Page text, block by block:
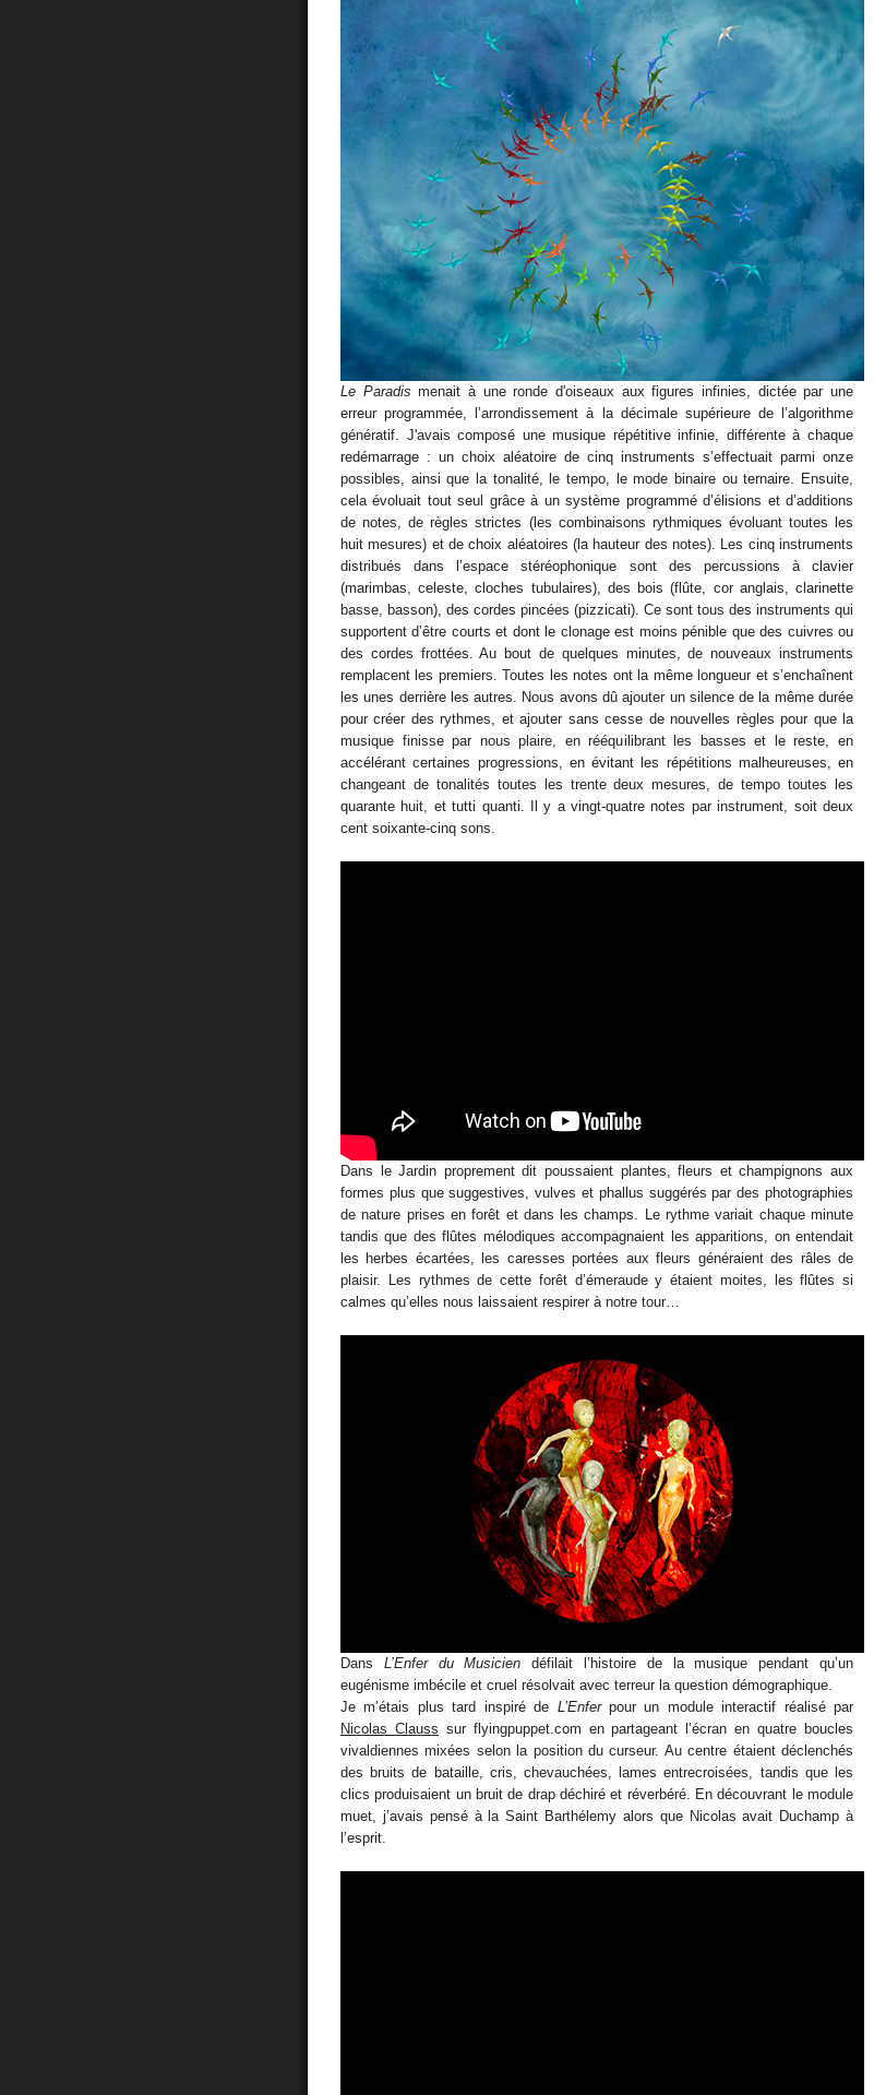
Le Paradis menait à une ronde d'oiseaux aux figures infinies, dictée par une
erreur programmée, l’arrondissement à la décimale supérieure de l’algorithme
génératif. J'avais composé une musique répétitive infinie, différente à chaque
redémarrage : un choix aléatoire de cinq instruments s’effectuait parmi onze
possibles, ainsi que la tonalité, le tempo, le mode binaire ou ternaire. Ensuite,
cela évoluait tout seul grâce à un système programmé d’élisions et d’additions
de notes, de règles strictes (les combinaisons rythmiques évoluant toutes les
huit mesures) et de choix aléatoires (la hauteur des notes). Les cinq instruments
distribués dans l’espace stéréophonique sont des percussions à clavier
(marimbas, celeste, cloches tubulaires), des bois (flûte, cor anglais, clarinette
basse, basson), des cordes pincées (pizzicati). Ce sont tous des instruments qui
supportent d’être courts et dont le clonage est moins pénible que des cuivres ou
des cordes frottées. Au bout de quelques minutes, de nouveaux instruments
remplacent les premiers. Toutes les notes ont la même longueur et s’enchaînent
les unes derrière les autres. Nous avons dû ajouter un silence de la même durée
pour créer des rythmes, et ajouter sans cesse de nouvelles règles pour que la
musique finisse par nous plaire, en rééquilibrant les basses et le reste, en
accélérant certaines progressions, en évitant les répétitions malheureuses, en
changeant de tonalités toutes les trente deux mesures, de tempo toutes les
quarante huit, et tutti quanti. Il y a vingt-quatre notes par instrument, soit deux
cent soixante-cinq sons.
Dans le Jardin proprement dit poussaient plantes, fleurs et champignons aux
formes plus que suggestives, vulves et phallus suggérés par des photographies
de nature prises en forêt et dans les champs. Le rythme variait chaque minute
tandis que des flûtes mélodiques accompagnaient les apparitions, on entendait
les herbes écartées, les caresses portées aux fleurs généraient des râles de
plaisir. Les rythmes de cette forêt d’émeraude y étaient moites, les flûtes si
calmes qu’elles nous laissaient respirer à notre tour…
Dans L’Enfer du Musicien défilait l’histoire de la musique pendant qu’un
eugénisme imbécile et cruel résolvait avec terreur la question démographique.
Je m’étais plus tard inspiré de L’Enferpour un module interactif réalisé par
Nicolas Clauss sur flyingpuppet.com en partageant l’écran en quatre boucles
vivaldiennes mixées selon la position du curseur. Au centre étaient déclenchés
des bruits de bataille, cris, chevauchées, lames entrecroisées, tandis que les
clics produisaient un bruit de drap déchiré et réverbéré. En découvrant le module
muet, j’avais pensé à la Saint Barthélemy alors que Nicolas avait Duchamp à
l’esprit.